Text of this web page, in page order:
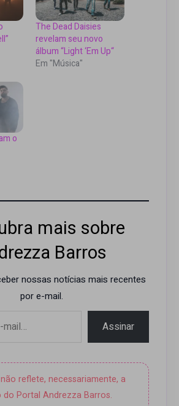
The Dead Daisies
revelam seu novo
álbum “Light ‘Em Up“
Em "Música"
o
mais sobre
Barros
nossas notícias mais recentes
por e-mail.
Assinar
reflete, necessariamente, a
do Portal Andrezza Barros.